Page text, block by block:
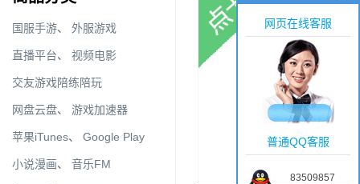
国服手游、 外服游戏
直播平台、 视频电影
交友游戏陪练陪玩
网盘云盘、 游戏加速器
苹果iTunes、 Google Play
小说漫画、 音乐FM
网页在线客服
普通QQ客服
83509857